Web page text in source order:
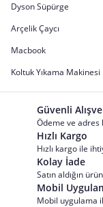
Dyson Süpürge
Arçelik Çaycı
Macbook
Koltuk Yıkama Makinesi
Güvenli
Ödeme ve adres
Hızlı Kargo
Hızlı kargo ile
Kolay İade
Satın aldığın
Mobil
Mobil uygulama